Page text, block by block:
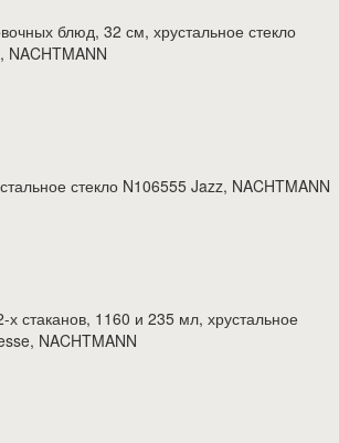
блюд, 32 см, хрустальное стекло
NACHTMANN
стекло N106555 Jazz, NACHTMANN
стаканов, 1160 и 235 мл, хрустальное
NACHTMANN